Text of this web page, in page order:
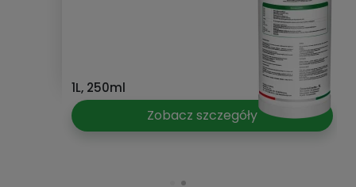
1L, 250ml
Zobacz szczegóły